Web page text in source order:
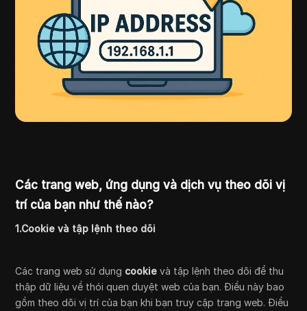
Các trang web, ứng dụng và dịch vụ theo dõi vị
trí của bạn như thế nào?
1.Cookie và tập lệnh theo dõi
Các trang web sử dụng cookie và tập lệnh theo dõi để thu
thập dữ liệu về thói quen duyệt web của bạn. Điều này bao
gồm theo dõi vị trí của bạn khi bạn truy cập trang web. Điều